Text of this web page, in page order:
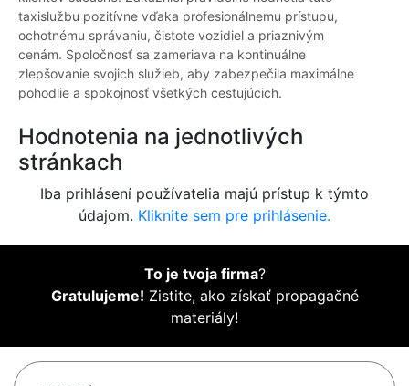
taxislužbu pozitívne vďaka profesionálnemu prístupu,
ochotnému správaniu, čistote vozidiel a priaznivým
cenám. Spoločnosť sa zameriava na kontinuálne
zlepšovanie svojich služieb, aby zabezpečila maximálne
pohodlie a spokojnosť všetkých cestujúcich.
Hodnotenia na jednotlivých
stránkach
Iba prihlásení používatelia majú prístup k týmto
údajom. Kliknite sem pre prihlásenie.
To je tvoja firma?
Gratulujeme! Zistite, ako získať propagačné
materiály!